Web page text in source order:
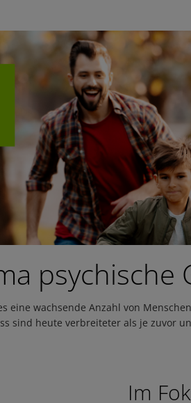
psychische
eine wachsende Anzahl von
sind heute verbreiteter als je zuvor
Im